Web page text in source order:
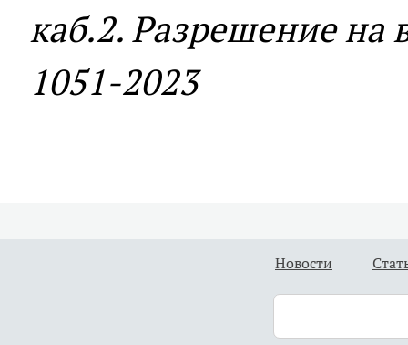
каб.2. Разрешение
1051-2023
Новости